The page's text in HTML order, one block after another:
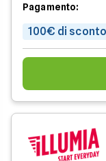
Pagamento:
100€ di